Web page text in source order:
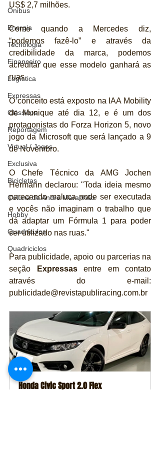
Ônibus
Energia
Tecnologia
Financeiro
Logística
Expressas
Clássicos
Reportagem
Virtual / Jogos
Exclusiva
Bicicletas
Coluna de André Maranhão
Hobby
Quadrículos
Quadriciclos
US$ 2,7 milhões.
Como quando a Mercedes diz,
“podemos fazê-lo” e através da
credibilidade da marca, podemos
acreditar que esse modelo ganhará as
ruas.
O conceito está exposto na IAA Mobility
de Munique até dia 12, e é um dos
protagonistas do Forza Horizon 5, novo
jogo da Microsoft que será lançado a 9
de Novembro.
O Chefe Técnico da AMG Jochen
Hermann declarou: "Toda ideia mesmo
parecendo maluca pode ser executada
e vocês não imaginam o trabalho que
dá adaptar um Fórmula 1 para poder
ser utilizado nas ruas."
Para publicidade, apoio ou parcerias na
seção
Expressas entre em contato
através do e-mail:
publicidade@revistapubliracing.com.br
Honda Civic Sport 2.0 Flex